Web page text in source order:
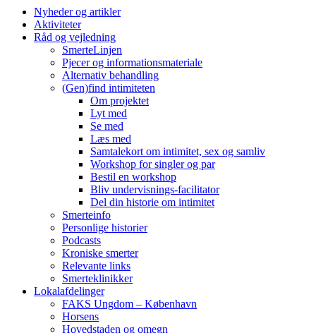
Nyheder og artikler
Aktiviteter
Råd og vejledning
SmerteLinjen
Pjecer og informationsmateriale
Alternativ behandling
(Gen)find intimiteten
Om projektet
Lyt med
Se med
Læs med
Samtalekort om intimitet, sex og samliv
Workshop for singler og par
Bestil en workshop
Bliv undervisnings-facilitator
Del din historie om intimitet
Smerteinfo
Personlige historier
Podcasts
Kroniske smerter
Relevante links
Smerteklinikker
Lokalafdelinger
FAKS Ungdom – København
Horsens
Hovedstaden og omegn